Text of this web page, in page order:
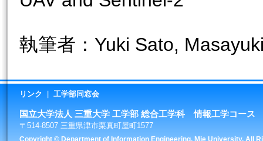
執筆者：Yuki Sato,
リンク 工学部同窓会
国立大学法人 三重大学 工学部 総合工学科 情報工学コース
〒514-8507 三重県津市栗真町屋町1577
Copyright © Department of Information Engineering, Mie University. All